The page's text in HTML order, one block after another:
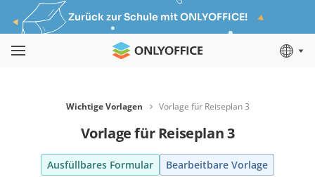
Zurück zur Schule mit ONLYOFFICE!
Wichtige Vorlagen Vorlage für Reiseplan 3
Vorlage für Reiseplan 3
Ausfüllbares Formular Bearbeitbare Vorlage